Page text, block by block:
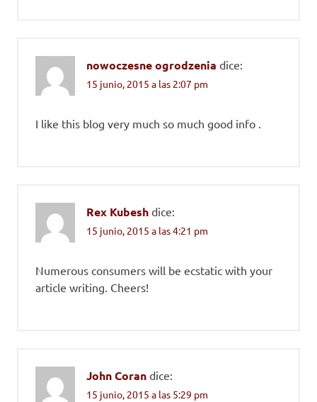
nowoczesne ogrodzenia dice:
15 junio, 2015 a las 2:07 pm
I like this blog very much so much good info .
Rex Kubesh dice:
15 junio, 2015 a las 4:21 pm
Numerous consumers will be ecstatic with your
article writing. Cheers!
John Coran dice:
15 junio, 2015 a las 5:29 pm